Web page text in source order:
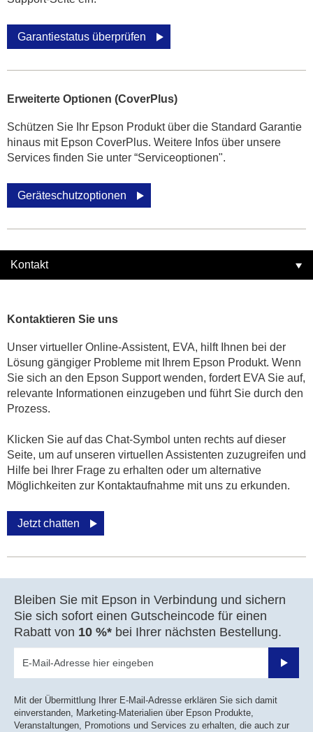
Garantiestatus überprüfen
Erweiterte Optionen (CoverPlus)
Schützen Sie Ihr Epson Produkt über die Standard Garantie
hinaus mit Epson CoverPlus. Weitere Infos über unsere
Services finden Sie unter “Serviceoptionen".
Geräteschutzoptionen
Kontakt
Kontaktieren Sie uns
Unser virtueller Online-Assistent, EVA, hilft Ihnen bei der
Lösung gängiger Probleme mit Ihrem Epson Produkt. Wenn
Sie sich an den Epson Support wenden, fordert EVA Sie auf,
relevante Informationen einzugeben und führt Sie durch den
Prozess.
Klicken Sie auf das Chat-Symbol unten rechts auf dieser
Seite, um auf unseren virtuellen Assistenten zuzugreifen und
Hilfe bei Ihrer Frage zu erhalten oder um alternative
Möglichkeiten zur Kontaktaufnahme mit uns zu erkunden.
Jetzt chatten
Bleiben Sie mit Epson in Verbindung und sichern
Sie sich sofort einen Gutscheincode für einen
Rabatt von 10 %* bei Ihrer nächsten Bestellung.
Mit der Übermittlung Ihrer E-Mail-Adresse erklären Sie sich damit
einverstanden, Marketing-Materialien über Epson Produkte,
Veranstaltungen, Promotions und Services zu erhalten, die auch zur